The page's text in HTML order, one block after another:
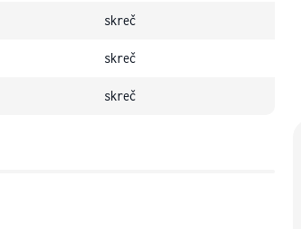
skreč
skreč
skreč